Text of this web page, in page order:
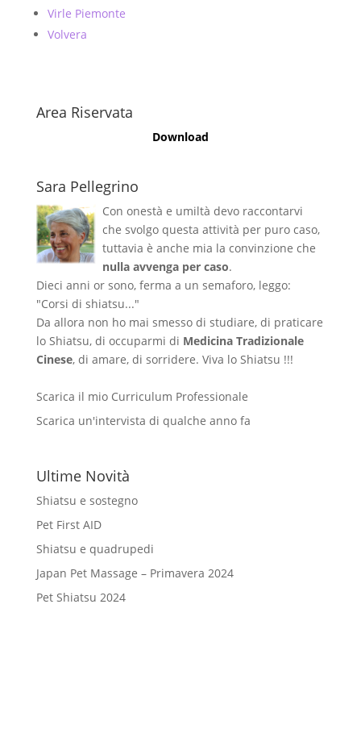
Virle Piemonte
Volvera
Area Riservata
Download
Sara Pellegrino
Con onestà e umiltà devo raccontarvi
che svolgo questa attività per puro caso,
tuttavia è anche mia la convinzione che
nulla avvenga per caso.
Dieci anni or sono, ferma a un semaforo, leggo:
"Corsi di shiatsu..."
Da allora non ho mai smesso di studiare, di praticare
lo Shiatsu, di occuparmi di Medicina Tradizionale
Cinese, di amare, di sorridere. Viva lo Shiatsu !!!
Scarica il mio Curriculum Professionale
Scarica un'intervista di qualche anno fa
Ultime Novità
Shiatsu e sostegno
Pet First AID
Shiatsu e quadrupedi
Japan Pet Massage – Primavera 2024
Pet Shiatsu 2024